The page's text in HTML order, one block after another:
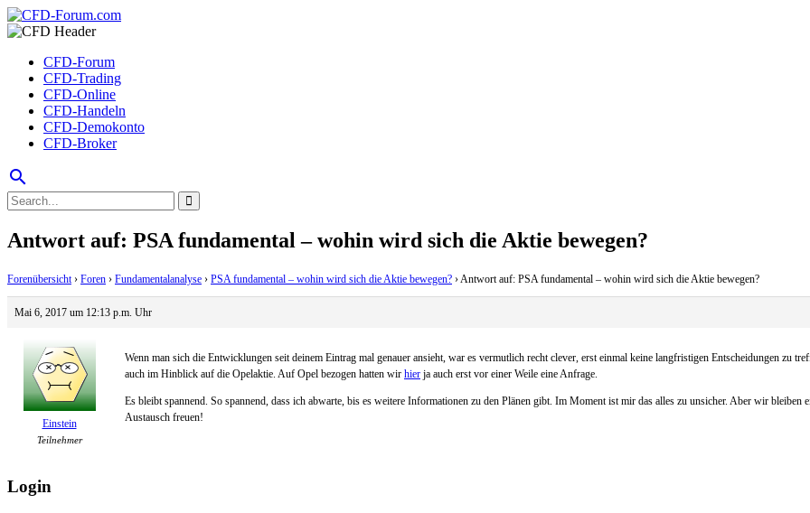
CFD-Forum
CFD-Trading
CFD-Online
CFD-Handeln
CFD-Demokonto
CFD-Broker
search
Antwort auf: PSA fundamental – wohin wird sich die Aktie bewegen?
Forenübersicht › Foren › Fundamentalanalyse › PSA fundamental – wohin wird sich die Aktie bewegen? ›Antwort auf: PSA fundamental – wohin wird sich die Aktie bewegen?
Mai 6, 2017 um 12:13 p.m. Uhr
Einstein
Teilnehmer
Wenn man sich die Entwicklungen seit deinem Eintrag mal genauer ansieht, war es vermutlich recht clever, erst einmal keine langfristigen Entscheidungen zu
auch im Hinblick auf die Opelaktie. Auf Opel bezogen hatten wir hier ja auch erst vor einer Weile eine Anfrage.
Es bleibt spannend. So spannend, dass ich abwarte, bis es weitere Informationen zu den Plänen gibt. Im Moment ist mir das alles zu unsicher. Aber wir
Austausch freuen!
Login